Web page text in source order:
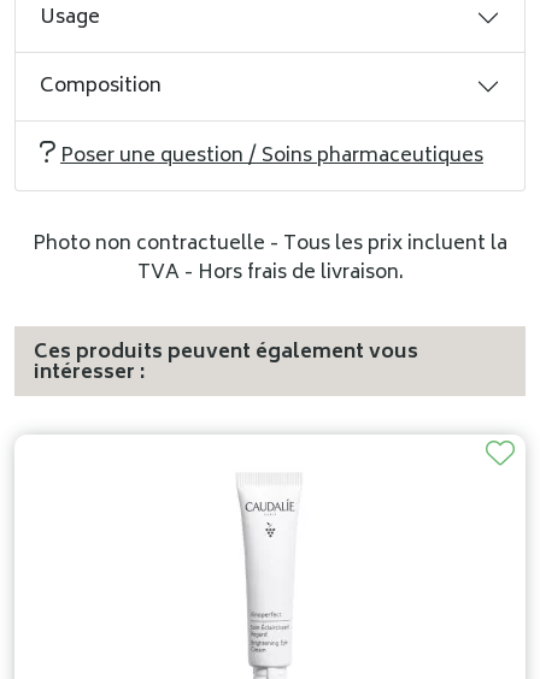
Usage
Composition
Poser une question / Soins pharmaceutiques
Photo non contractuelle - Tous les prix incluent la
TVA - Hors frais de livraison.
Ces produits peuvent également vous
intéresser :